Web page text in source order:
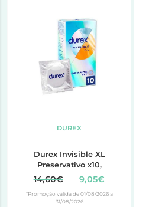
DUREX
Durex Invisible XL
Preservativo x10,
14,60€ 9,05€
*Promoção válida de 01/08/2026 a
31/08/2026